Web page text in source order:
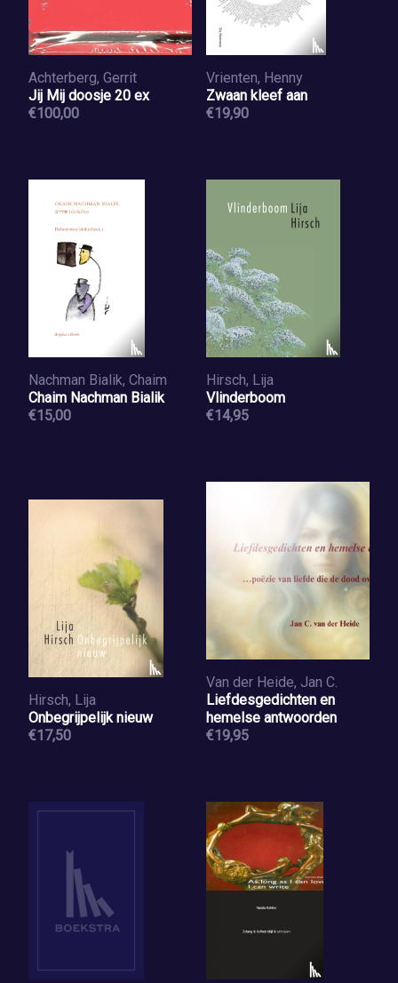
Achterberg, Gerrit
Jij Mij doosje 20 ex
€100,00
Vrienten, Henny
Zwaan kleef aan
€19,90
Nachman Bialik, Chaim
Chaim Nachman Bialik
€15,00
Hirsch, Lija
Vlinderboom
€14,95
Hirsch, Lija
Onbegrijpelijk nieuw
€17,50
Van der Heide, Jan C.
Liefdesgedichten en
hemelse antwoorden
€19,95